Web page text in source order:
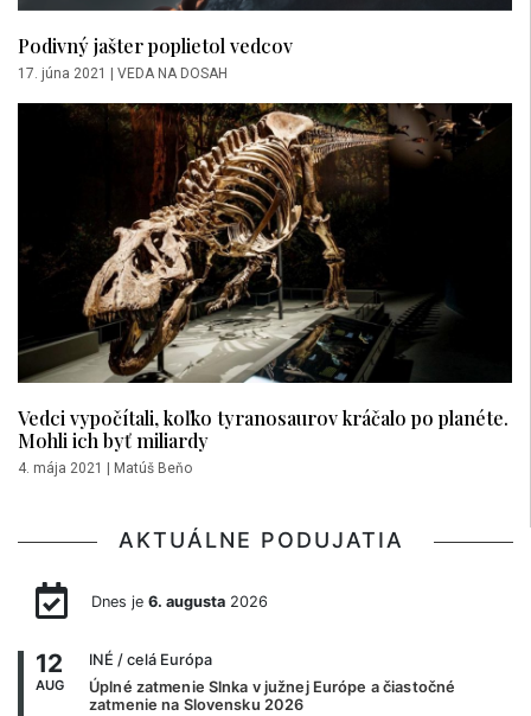
Podivný jašter poplietol vedcov
17. júna 2021 VEDA NA DOSAH
Vedci vypočítali, koľko tyranosaurov kráčalo po planéte.
Mohli ich byť miliardy
4. mája 2021 Matúš Beňo
AKTUÁLNE PODUJATIA
Dnes je 6. augusta2026
12
AUG
INÉ / celá Európa
Úplné zatmenie Slnka v južnej Európe a čiastočné
zatmenie na Slovensku 2026